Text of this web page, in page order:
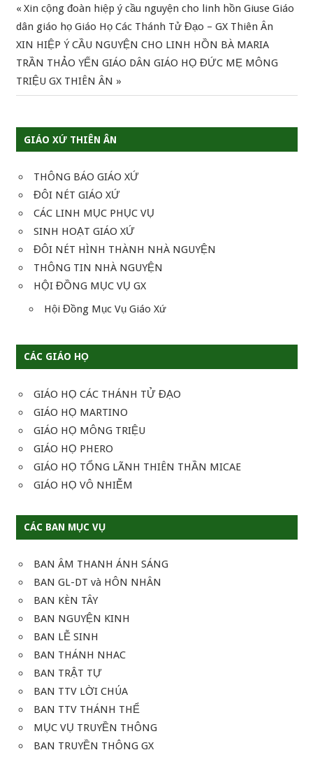
GIÁO XỨ THIÊN ÂN
THÔNG BÁO GIÁO XỨ
ĐÔI NÉT GIÁO XỨ
CÁC LINH MỤC PHỤC VỤ
SINH HOẠT GIÁO XỨ
ĐÔI NÉT HÌNH THÀNH NHÀ NGUYỆN
THÔNG TIN NHÀ NGUYỆN
HỘI ĐỒNG MỤC VỤ GX
Hội Đồng Mục Vụ Giáo Xứ
CÁC GIÁO HỌ
GIÁO HỌ CÁC THÁNH TỬ ĐẠO
GIÁO HỌ MARTINO
GIÁO HỌ MÔNG TRIỆU
GIÁO HỌ PHERO
GIÁO HỌ TỔNG LÃNH THIÊN THẦN MICAE
GIÁO HỌ VÔ NHIỄM
CÁC BAN MỤC VỤ
BAN ÂM THANH ÁNH SÁNG
BAN GL-DT và HÔN NHÂN
BAN KÈN TÂY
BAN NGUYỆN KINH
BAN LỄ SINH
BAN THÁNH NHAC
BAN TRẬT TỰ
BAN TTV LỜI CHÚA
BAN TTV THÁNH THỂ
MỤC VỤ TRUYỀN THÔNG
BAN TRUYỀN THÔNG GX
Điều
hướng
bài
viết
Previous
Post:
Xin cộng đoàn hiệp ý cầu nguyện cho linh hồn Giuse Giáo
dân giáo họ Giáo Họ Các Thánh Tử Đạo – GX Thiên Ân
Next
Post:
XIN HIỆP Ý CẦU NGUYỆN CHO LINH HỒN BÀ MARIA
TRẦN THẢO YẾN GIÁO DÂN GIÁO HỌ ĐỨC MẸ MÔNG
TRIỆU GX THIÊN ÂN